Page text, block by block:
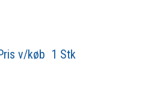
v/køb 1 Stk